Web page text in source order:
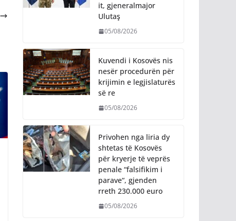
it, gjeneralmajor
Ulutaş
05/08/2026
Kuvendi i Kosovës nis
nesër procedurën për
krijimin e legjislaturës
së re
05/08/2026
Privohen nga liria dy
shtetas të Kosovës
për kryerje të veprës
penale “falsifikim i
parave“, gjenden
rreth 230.000 euro
05/08/2026